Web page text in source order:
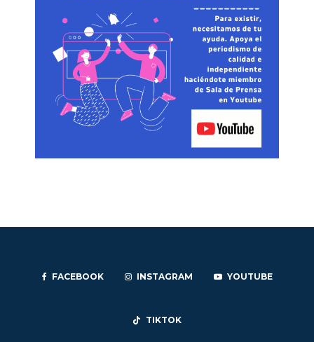
FACEBOOK INSTAGRAM YOUTUBE
TIKTOK